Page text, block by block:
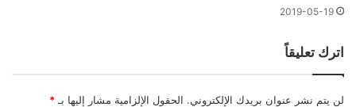
2019-05-19
اترك تعليقاً
لن يتم نشر عنوان بريدك الإلكتروني. الحقول الإلزامية مشار إليها بـ *